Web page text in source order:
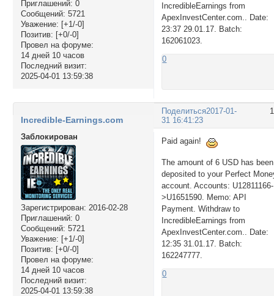
Приглашений: 0
Сообщений: 5721
Уважение: [+1/-0]
Позитив: [+0/-0]
Провел на форуме:
14 дней 10 часов
Последний визит:
2025-04-01 13:59:38
IncredibleEarnings from
ApexInvestCenter.com.. Date:
23:37 29.01.17. Batch:
162061023.
0
Поделиться2017-01-
31 16:41:23
Incredible-Earnings.com
Заблокирован
Зарегистрирован: 2016-02-28
Приглашений: 0
Сообщений: 5721
Уважение: [+1/-0]
Позитив: [+0/-0]
Провел на форуме:
14 дней 10 часов
Последний визит:
2025-04-01 13:59:38
Paid again!
The amount of 6 USD has been
deposited to your Perfect
account. Accounts: U12811166-
>U1651590. Memo: API
Payment. Withdraw to
IncredibleEarnings from
ApexInvestCenter.com.. Date:
12:35 31.01.17. Batch:
162247777.
0